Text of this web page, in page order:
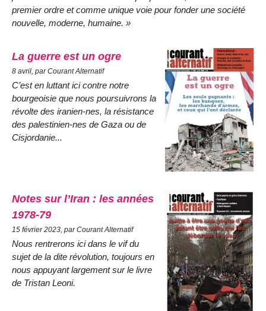
premier ordre et comme unique voie pour fonder une société
nouvelle, moderne, humaine. »
La guerre est un ogre
8 avril, par Courant Alternatif
C’est en luttant ici contre notre
bourgeoisie que nous poursuivrons la
révolte des iranien-nes, la résistance
des palestinien-nes de Gaza ou de
Cisjordanie...
Notes sur l’Iran : les années
1978-79
15 février 2023, par Courant Alternatif
Nous rentrerons ici dans le vif du
sujet de la dite révolution, toujours en
nous appuyant largement sur le livre
de Tristan Leoni.